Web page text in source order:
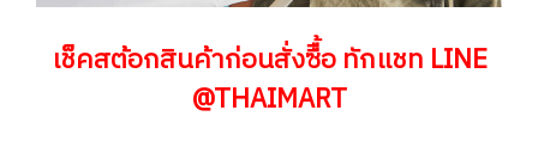
เช็คสต้อกสินค้าก่อนสั่งซืื้อ ทักแชท LINE
@THAIMART